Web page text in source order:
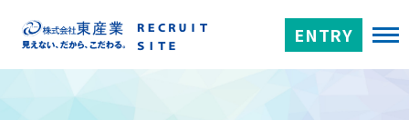
ENTRY